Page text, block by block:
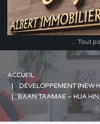
... Tout
ACCUEIL
DÉVELOPPEMENT (NEW
BAAN TAAMAE – HUA HIN